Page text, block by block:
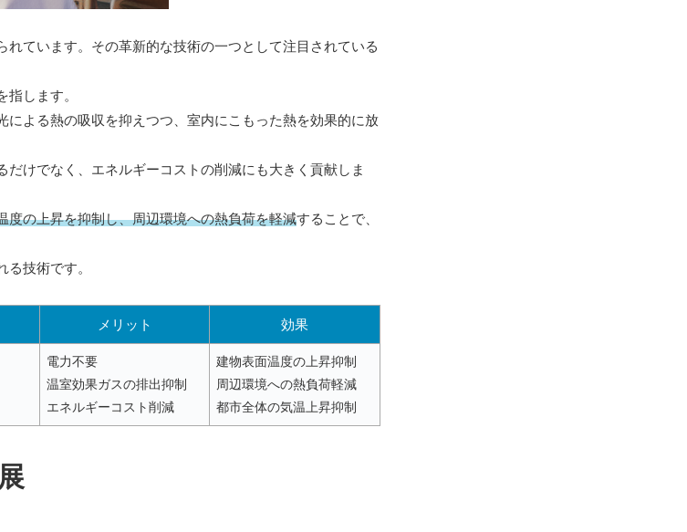
れています。その革新的な技術の一つとして注目されている
します。
による熱の吸収を抑えつつ、室内にこもった熱を効果的に放
だけでなく、エネルギーコストの削減にも大きく貢献しま
度の上昇を抑制し、周辺環境への熱負荷を軽減することで、
技術です。
メリット 効果
電力不要
温室効果ガスの排出抑制
エネルギーコスト削減
建物表面温度の上昇抑制
周辺環境への熱負荷軽減
都市全体の気温上昇抑制